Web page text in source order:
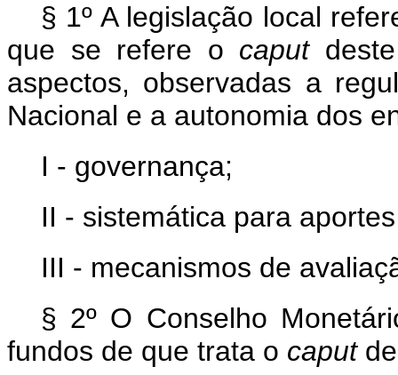
§ 1º A legislação local
que se refere o caputdeste
aspectos, observadas a
Nacional e a autonomia dos
I - governança;
II - sistemática para
III - mecanismos de
§ 2º O Conselho
fundos de que trata o caput